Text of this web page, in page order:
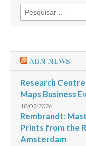
Pesquisar
por:
ABN NEWS
Research
Maps Business
18/02/2026
Rembrandt:
Prints from the
Amsterdam